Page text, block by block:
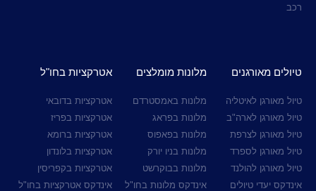
רכב
טיולים מאורגנים
טיול מאורגן לאיטליה
טיול מאורגן לארה"ב
טיול מאורגן לצרפת
טיול מאורגן לספרד
טיול מאורגן להולנד
אינדקס יעדי טיולים
מלונות מומלצים
מלונות באמסטרדם
מלונות בפראג
מלונות בפאפוס
מלונות בניו יורק
מלונות בבוקרשט
אינדקס מלונות בחו"ל
אטרקציות בחו"ל
אטרקציות בדובאי
אטרקציות בפריז
אטרקציות ברומא
אטרקציות בלונדון
אטרקציות בקפריסין
אינדקס אטרקציות בחו"ל